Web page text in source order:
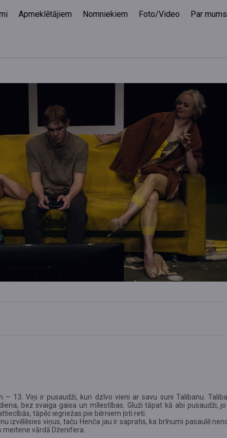
Apmeklētājiem Nomniekiem Foto/Video Par mums
– 13. Viņi ir pusaudži, kuri dzīvo vieni ar savu suni Talibanu.
bez svaiga gaisa un mīlestības. Gluži tāpat kā abi pusaudži,
tāpēc iegriežas pie bērniem ļoti reti.
izvēlēsies viņus, taču Henča jau ir sapratis, ka brīnumi pasaulē
meitene vārdā Dženifera.